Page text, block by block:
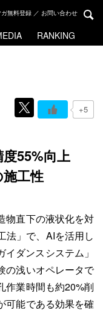
無料登録 ／ お問い合わせ
RANKING
+5
55%向上
工性
物直下の液状化を対
法」で、AIを活用し
ダンスシステム」
の浅いオペレータで
作業時間も約20%削
可能である効果を確